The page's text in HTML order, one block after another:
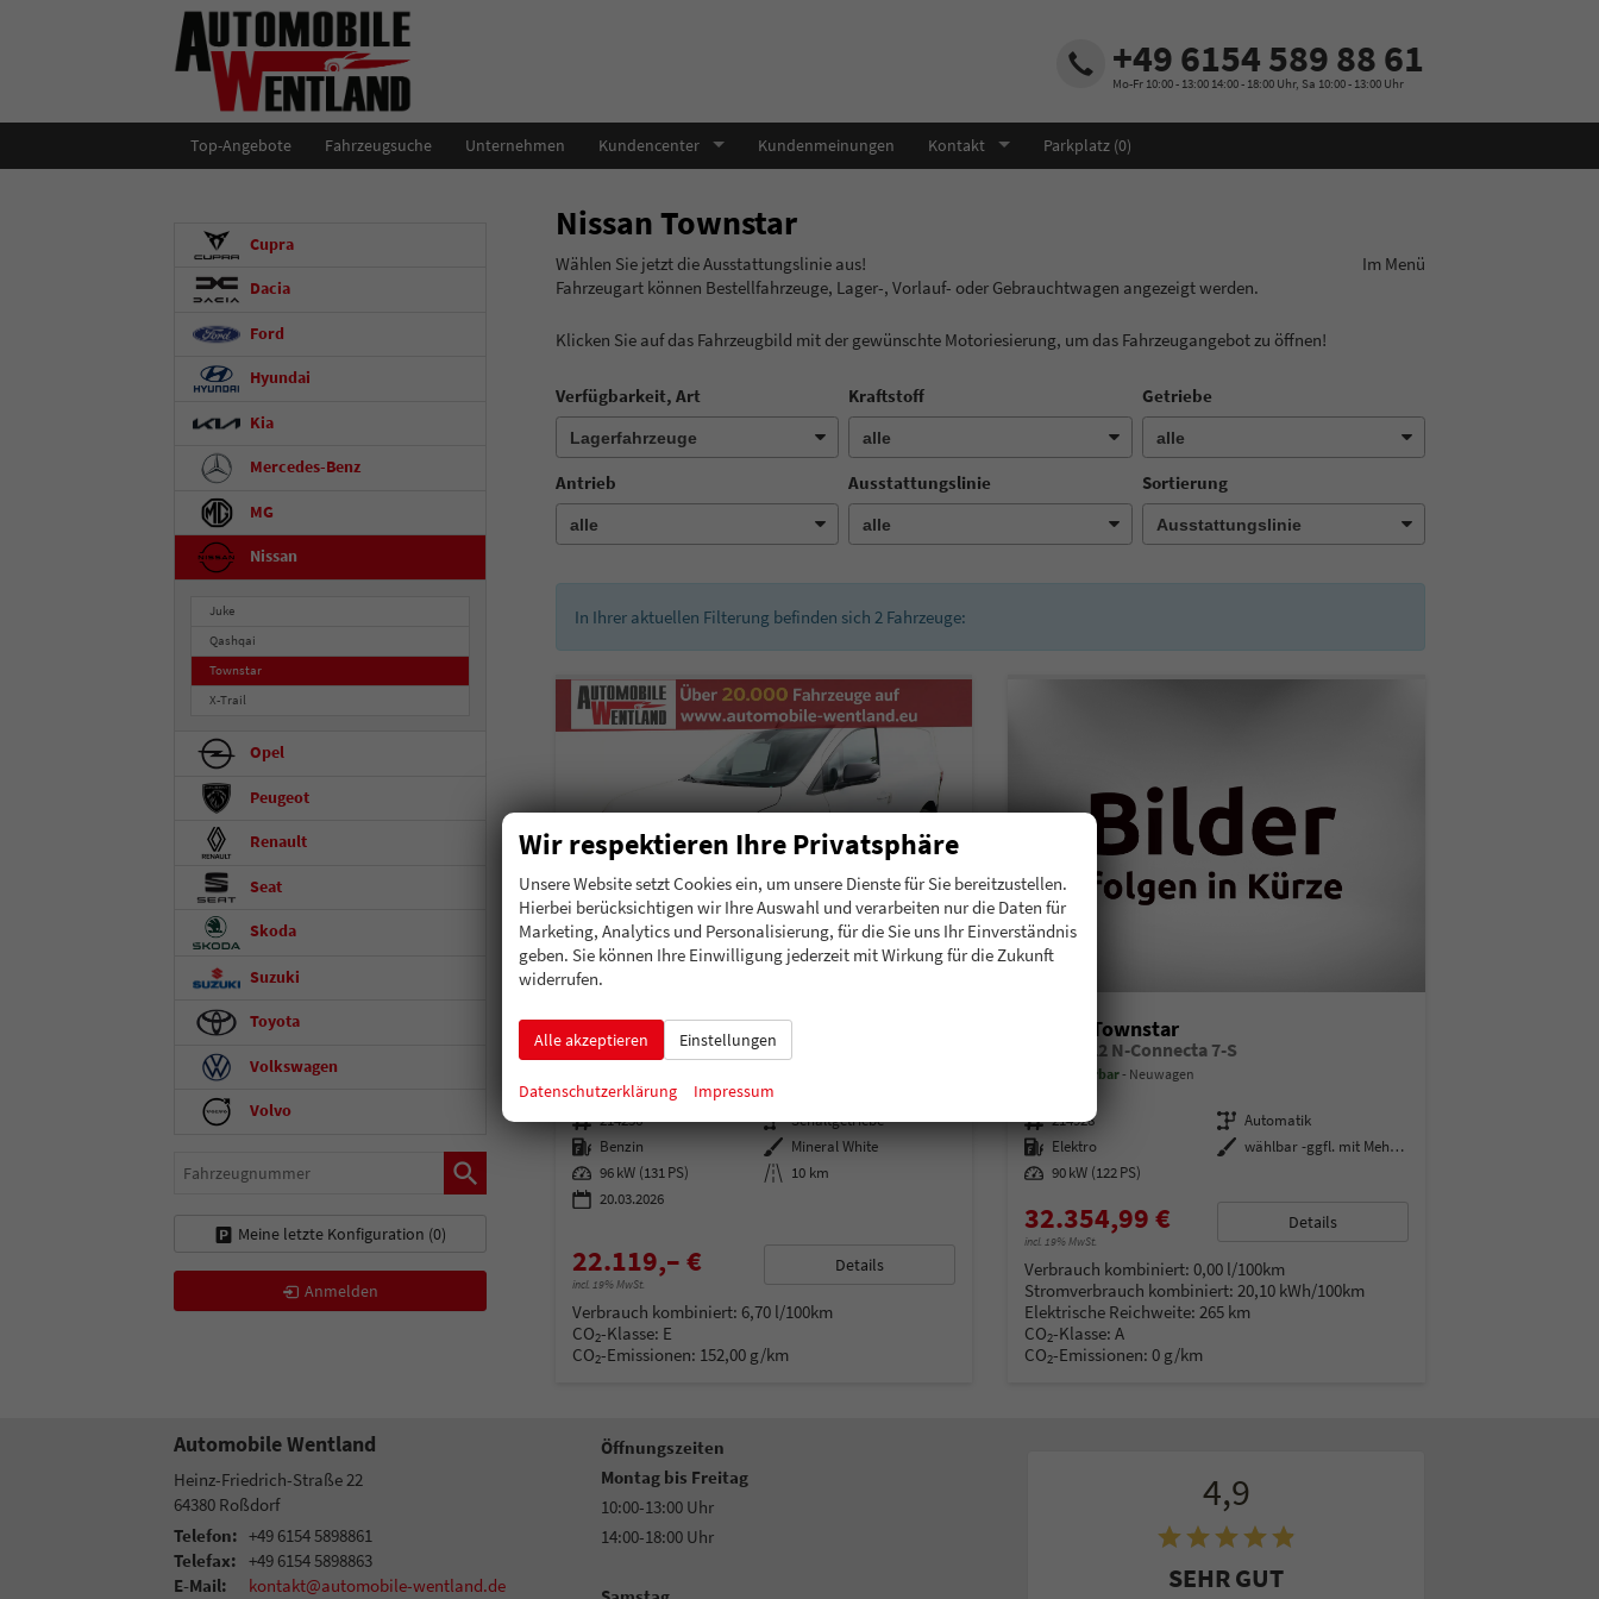
+49 6154 589 88 61
Mo-Fr 10:00 - 13:00 14:00 - 18:00 Uhr, Sa 10:00 - 13:00 Uhr
Top-Angebote Fahrzeugsuche Unternehmen Kundencenter Kundenmeinungen Kontakt Parkplatz (0)
Nissan Townstar
Wählen Sie jetzt die Ausstattungslinie aus! Im Menü
Fahrzeugart können Bestellfahrzeuge, Lager-, Vorlauf- oder Gebrauchtwagen angezeigt werden.
Klicken Sie auf das Fahrzeugbild mit der gewünschte Motoriesierung, um das Fahrzeugangebot zu öffnen!
Verfügbarkeit, Art Kraftstoff Getriebe
Antrieb Ausstattungslinie Sortierung
In Ihrer aktuellen Filterung befinden sich 2 Fahrzeuge:
Nissan Townstar
N-CONNECTA L1 MT LED Holz CarP Keyl Kam
Fahrzeugnummer 214256 GetriebeSchaltgetriebe
Kraftstoff Benzin Außenfarbe Mineral White
Leistung 96 kW (131 PS) Kilometerstand 10 km
20.03.2026
22.119,– €
incl. 19% MwSt.
Details
Verbrauch kombiniert: 6,70 l/100km
CO2-Klasse: E
CO2-Emissionen: 152,00 g/km
Nissan Townstar
Elektro L2 N-Connecta 7-S
sofort lieferbar Neuwagen
Fahrzeugnummer 214928 Getriebe Automatik
Kraftstoff Elektro Außenfarbe
wählbar -ggfl. mit Mehrwertsteuer
Leistung 90 kW (122 PS)
32.354,99 €
incl. 19% MwSt.
Details
Verbrauch kombiniert:0,00 l/100km
Stromverbrauch kombiniert: 20,10 kWh/100km
Elektrische Reichweite: 265 km
CO2-Klasse: A
CO2-Emissionen:0 g/km
Cupra
Dacia
Ford
Hyundai
Kia
Mercedes-Benz
MG
Nissan
Juke
Qashqai
Townstar
X-Trail
Opel
Peugeot
Renault
Seat
Skoda
Suzuki
Toyota
Volkswagen
Volvo
Fahrzeugnummer
Meine letzte Konfiguration (0)
Anmelden
Automobile Wentland
Heinz-Friedrich-Straße 22
64380 Roßdorf
Telefon: +49 6154 5898861
Telefax: +49 6154 5898863
E-Mail:
kontakt@automobile-wentland.de
Öffnungszeiten
Montag bis Freitag
10:00-13:00 Uhr
14:00-18:00 Uhr
4,9
SEHR GUT
Wir respektieren Ihre Privatsphäre
Unsere Website setzt Cookies ein, um unsere Dienste für Sie bereitzustellen.
Hierbei berücksichtigen wir Ihre Auswahl und verarbeiten nur die Daten für
Marketing, Analytics und Personalisierung, für die Sie uns Ihr Einverständnis
geben. Sie können Ihre Einwilligung jederzeit mit Wirkung für die Zukunft
widerrufen.
Alle akzeptieren Einstellungen
Datenschutzerklärung Impressum